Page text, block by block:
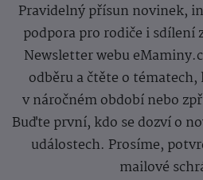
Pravidelný přísun novinek,
podpora pro rodiče i sdílení
Newsletter webu
odběru a čtěte o
v náročném období nebo
Buďte první, kdo se dozví o
událostech. Prosíme,
mailové